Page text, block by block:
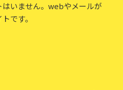
いません。webやメールが
です。